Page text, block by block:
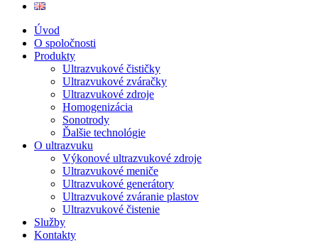
Úvod
O spoločnosti
Produkty
Ultrazvukové čističky
Ultrazvukové zváračky
Ultrazvukové zdroje
Homogenizácia
Sonotrody
Ďalšie technológie
O ultrazvuku
Výkonové ultrazvukové zdroje
Ultrazvukové meniče
Ultrazvukové generátory
Ultrazvukové zváranie plastov
Ultrazvukové čistenie
Služby
Kontakty